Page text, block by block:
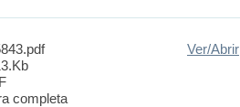
completa
Ver/Abrir